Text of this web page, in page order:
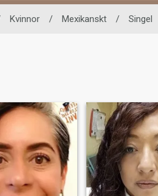
Kvinnor / Mexikanskt / Singel